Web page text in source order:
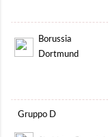
Borussia
Dortmund
Gruppo D